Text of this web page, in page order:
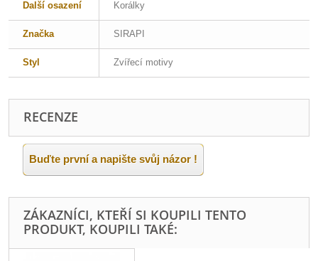
Další osazení Korálky
Značka SIRAPI
Styl Zvířecí motivy
RECENZE
Buďte první a napište svůj názor !
ZÁKAZNÍCI, KTEŘÍ SI KOUPILI TENTO
PRODUKT, KOUPILI TAKÉ: